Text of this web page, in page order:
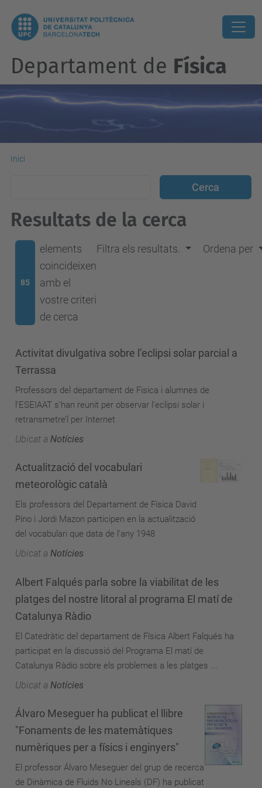
Departament de Física
Inici
Resultats de la cerca
85
elements
coincideixen
amb el
vostre criteri
de cerca
Filtra els resultats. Ordena per
Activitat divulgativa sobre l’eclipsi solar parcial a
Terrassa
Professors del departament de Fisica i alumnes de
l’ESEIAAT s’han reunit per observar l’eclipsi solar i
retransmetre’l per Internet
Ubicat a Notícies
Actualització del vocabulari
meteorològic català
Els professors del Departament de Física David
Pino i Jordi Mazon participen en la actualització
del vocabulari que data de l’any 1948
Ubicat a Notícies
Albert Falqués parla sobre la viabilitat de les
platges del nostre litoral al programa El matí de
Catalunya Ràdio
El Catedràtic del departament de Física Albert Falqués ha
participat en la discussió del Programa El matí de
Catalunya Ràdio sobre els problemes a les platges ...
Ubicat a Notícies
Álvaro Meseguer ha publicat el llibre
"Fonaments de les matemàtiques
numèriques per a físics i enginyers"
El professor Álvaro Meseguer del grup de recerca
de Dinàmica de Fluids No Lineals (DF) ha publicat